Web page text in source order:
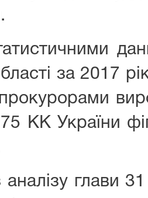
за 2017
КК України
аналізу глави